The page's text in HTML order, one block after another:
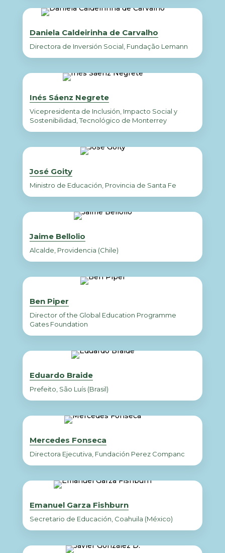
Daniela Caldeirinha de Carvalho
Directora de Inversión Social, Fundação Lemann
Inés Sáenz Negrete
Vicepresidenta de Inclusión, Impacto Social y
Sostenibilidad, Tecnológico de Monterrey
José Goity
Ministro de Educación, Provincia de Santa Fe
Jaime Bellolio
Alcalde, Providencia (Chile)
Ben Piper
Director of the Global Education Programme
Gates Foundation
Eduardo Braide
Prefeito, São Luís (Brasil)
Mercedes Fonseca
Directora Ejecutiva, Fundación Perez Companc
Emanuel Garza Fishburn
Secretario de Educación, Coahuila (México)